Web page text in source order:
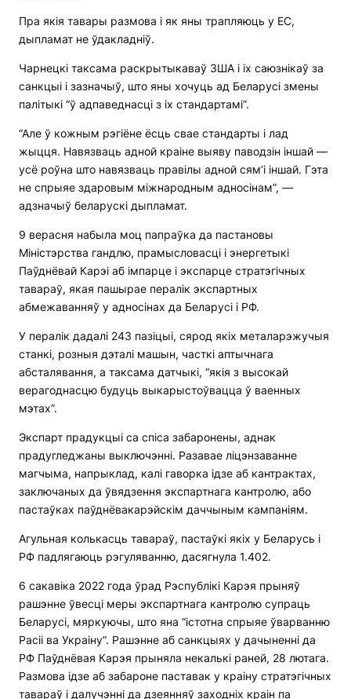
Пра якія тавары размова і як яны трапляюць у ЕС,
дыпламат не ўдакладніў.
Чарнецкі таксама раскрытыкаваў ЗША і іх саюзнікаў за
санкцыі і зазначыў, што яны хочуць ад Беларусі змены
палітыкі “ў адпаведнасці з іх стандартамі”.
“Але ў кожным рэгіёне ёсць свае стандарты і лад
жыцця. Навязваць адной краіне выяву паводзін іншай —
усё роўна што навязваць правілы адной сям’і іншай. Гэта
не спрыяе здаровым міжнародным адносінам”, —
адзначыў беларускі дыпламат.
9 верасня набыла моц папраўка да пастановы
Міністэрства гандлю, прамысловасці і энергетыкі
Паўднёвай Карэі аб імпарце і экспарце стратэгічных
тавараў, якая пашырае пералік экспартных
абмежаванняў у адносінах да Беларусі і РФ.
У пералік дадалі 243 пазіцыі, сярод якіх металарэжучыя
станкі, розныя дэталі машын, часткі аптычнага
абсталявання, а таксама датчыкі, “якія з высокай
верагоднасцю будуць выкарыстоўвацца ў ваенных
мэтах”.
Экспарт прадукцыі са спіса забаронены, аднак
прадугледжаны выключэнні. Разавае ліцэнзаванне
магчыма, напрыклад, калі гаворка ідзе аб кантрактах,
заключаных да ўвядзення экспартнага кантролю, або
пастаўках паўднёвакарэйскім даччыным кампаніям.
Агульная колькасць тавараў, пастаўкі якіх у Беларусь і
РФ падлягаюць рэгуляванню, дасягнула 1.402.
6 сакавіка 2022 года ўрад Рэспублікі Карэя прыняў
рашэнне ўвесці меры экспартнага кантролю супраць
Беларусі, мяркуючы, што яна “істотна спрыяе ўварванню
Расіі ва Украіну”. Рашэнне аб санкцыях у дачыненні да
РФ Паўднёвая Карэя прыняла некалькі раней, 28 лютага.
Размова ідзе аб забароне паставак у краіну стратэгічных
тавараў і далучэнні да дзеянняў заходніх краін па